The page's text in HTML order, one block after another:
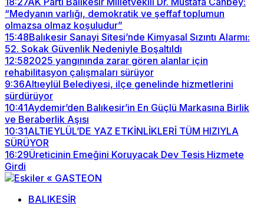
“Medyanın varlığı, demokratik ve şeffaf toplumun
olmazsa olmaz koşuludur”
15:48Balıkesir Sanayi Sitesi’nde Kimyasal Sızıntı Alarmı:
52. Sokak Güvenlik Nedeniyle Boşaltıldı
12:582025 yangınında zarar gören alanlar için
rehabilitasyon çalışmaları sürüyor
9:36Altıeylül Belediyesi, ilçe genelinde hizmetlerini
sürdürüyor
10:41Aydemir’den Balıkesir’in En Güçlü Markasına Birlik
ve Beraberlik Aşısı
10:31ALTIEYLÜL’DE YAZ ETKİNLİKLERİ TÜM HIZIYLA
SÜRÜYOR
16:29Üreticinin Emeğini Koruyacak Dev Tesis Hizmete
Girdi
BALIKESİR